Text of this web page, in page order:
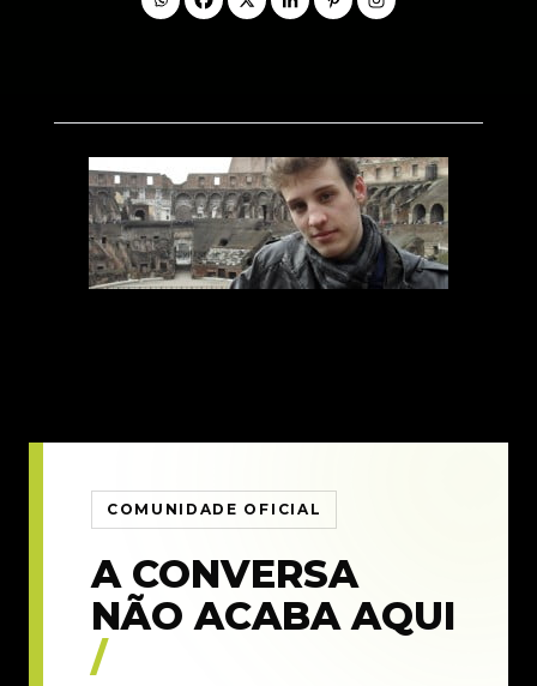
COMUNIDADE OFICIAL
A CONVERSA
NÃO ACABA AQUI
/